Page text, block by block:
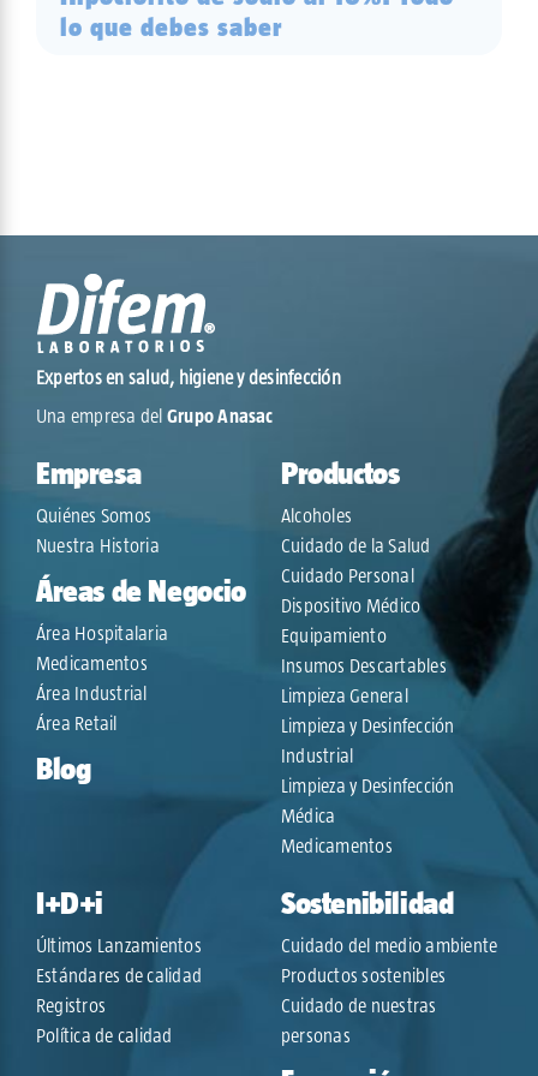
lo que debes saber
Expertos en salud, higiene y desinfección
Una empresa del Grupo Anasac
Empresa
Quiénes Somos
Nuestra Historia
Áreas de Negocio
Área Hospitalaria
Medicamentos
Área Industrial
Área Retail
Blog
Productos
Alcoholes
Cuidado de la Salud
Cuidado Personal
Dispositivo Médico
Equipamiento
Insumos Descartables
Limpieza General
Limpieza y Desinfección
Industrial
Limpieza y Desinfección
Médica
Medicamentos
I+D+i
Últimos Lanzamientos
Estándares de calidad
Registros
Política de calidad
Sostenibilidad
Cuidado del medio ambiente
Productos sostenibles
Cuidado de nuestras
personas